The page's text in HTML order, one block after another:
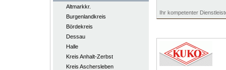
Altmarkkr.
Burgenlandkreis
Bördekreis
Dessau
Halle
Kreis Anhalt-Zerbst
Kreis Aschersleben
Ihr kompetenter